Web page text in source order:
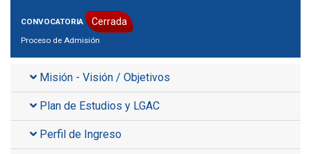
CONVOCATORIA Cerrada
Proceso de Admisión
Misión - Visión / Objetivos
Plan de Estudios y LGAC
Perfil de Ingreso